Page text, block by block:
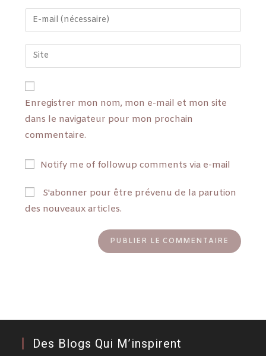
Enregistrer mon nom, mon e-mail et mon site
dans le navigateur pour mon prochain
commentaire.
Notify me of followup comments via e-mail
S'abonner pour être prévenu de la parution
des nouveaux articles.
Des Blogs Qui M’inspirent